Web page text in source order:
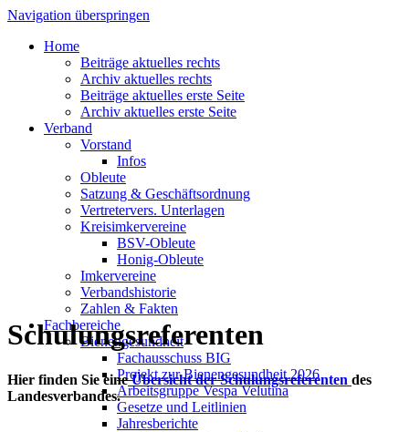
Navigation überspringen
Home
Beiträge aktuelles rechts
Archiv aktuelles rechts
Beiträge aktuelles erste Seite
Archiv aktuelles erste Seite
Verband
Vorstand
Infos
Obleute
Satzung & Geschäftsordnung
Vertretervers. Unterlagen
Kreisimkervereine
BSV-Obleute
Honig-Obleute
Imkervereine
Verbandshistorie
Zahlen & Fakten
Fachbereiche
Bienengesundheit
Fachausschuss BIG
Projekt zur Bienengesundheit 2026
Arbeitsgruppe Vespa Velutina
Gesetze und Leitlinien
Jahresberichte
Schulungsreferenten
Hier finden Sie eineÜbersicht der Schulungsreferenten des
Landesverbandes.